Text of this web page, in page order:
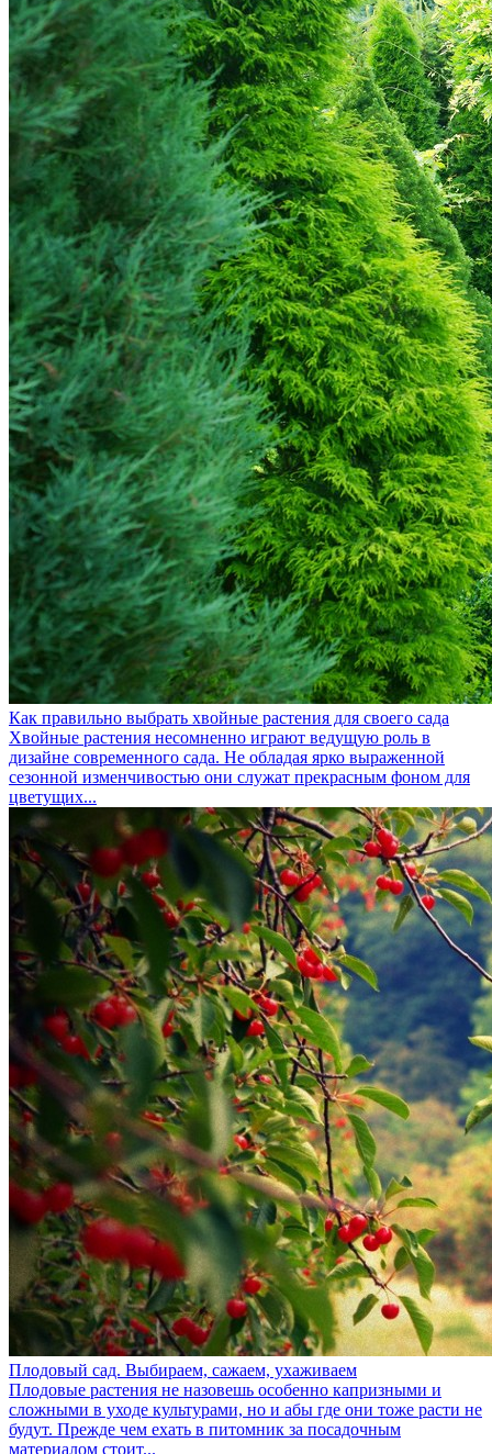
Как правильно выбрать хвойные растения для своего сада
Хвойные растения несомненно играют ведущую роль в
дизайне современного сада. Не обладая ярко выраженной
сезонной изменчивостью они служат прекрасным фоном для
цветущих...
Плодовый сад. Выбираем, сажаем, ухаживаем
Плодовые растения не назовешь особенно капризными и
сложными в уходе культурами, но и абы где они тоже расти не
будут. Прежде чем ехать в питомник за посадочным
материалом стоит...